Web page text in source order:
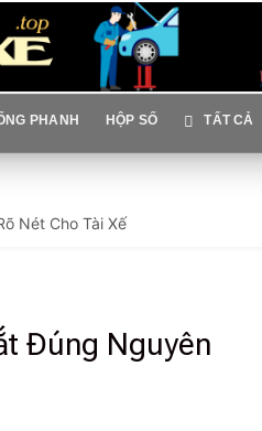
PHANH HỘP SỐ TẤT CẢ
Nét Cho Tài Xế
Đúng Nguyên